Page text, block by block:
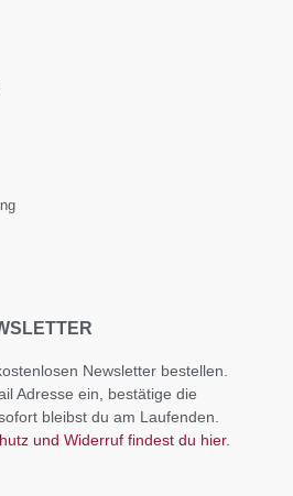
Newsletter bestellen.
Adresse ein, bestätige die
bleibst du am Laufenden.
und Widerruf findest du hier.